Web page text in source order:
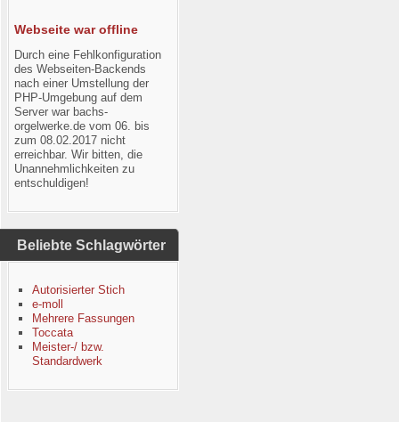
Webseite war offline
Durch eine Fehlkonfiguration
des Webseiten-Backends
nach einer Umstellung der
PHP-Umgebung auf dem
Server war bachs-
orgelwerke.de vom 06. bis
zum 08.02.2017 nicht
erreichbar. Wir bitten, die
Unannehmlichkeiten zu
entschuldigen!
Beliebte Schlagwörter
Autorisierter Stich
e-moll
Mehrere Fassungen
Toccata
Meister-/ bzw.
Standardwerk